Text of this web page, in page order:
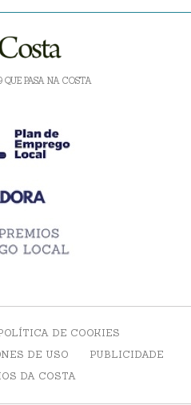
QUE PASA NA COSTA
DE COOKIES
DE USO
PUBLICIDADE
DA COSTA